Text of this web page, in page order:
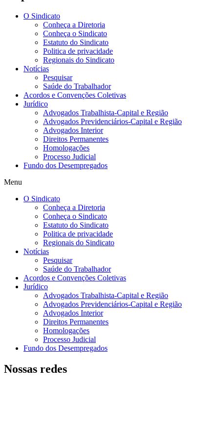
O Sindicato
Conheça a Diretoria
Conheça o Sindicato
Estatuto do Sindicato
Politica de privacidade
Regionais do Sindicato
Notícias
Pesquisar
Saúde do Trabalhador
Acordos e Convenções Coletivas
Jurídico
Advogados Trabalhista-Capital e Região
Advogados Previdenciários-Capital e Região
Advogados Interior
Direitos Permanentes
Homologações
Processo Judicial
Fundo dos Desempregados
Menu
O Sindicato
Conheça a Diretoria
Conheça o Sindicato
Estatuto do Sindicato
Politica de privacidade
Regionais do Sindicato
Notícias
Pesquisar
Saúde do Trabalhador
Acordos e Convenções Coletivas
Jurídico
Advogados Trabalhista-Capital e Região
Advogados Previdenciários-Capital e Região
Advogados Interior
Direitos Permanentes
Homologações
Processo Judicial
Fundo dos Desempregados
Nossas redes